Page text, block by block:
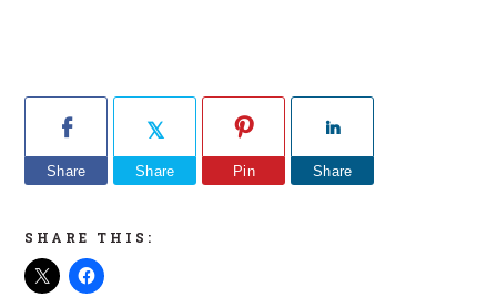
Share Share Pin Share
SHARE THIS: